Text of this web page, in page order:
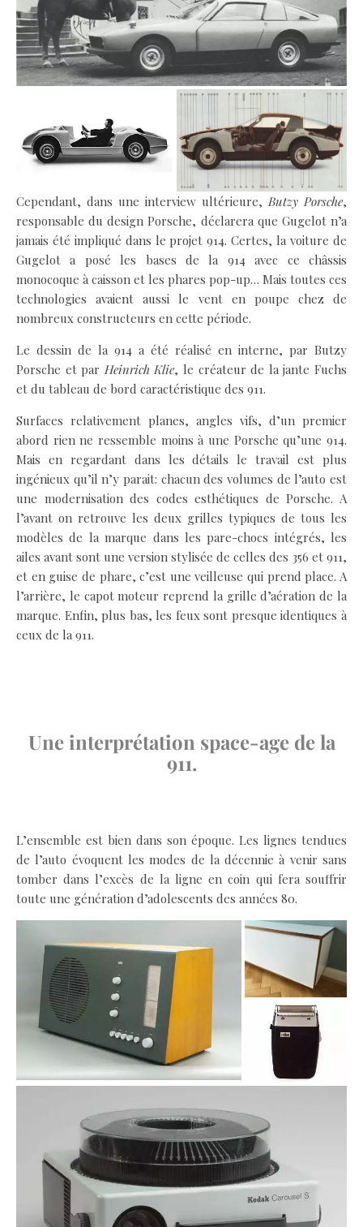
Cependant, dans une interview ultérieure,Butzy Porsche,
responsable du design Porsche, déclarera que Gugelot n’a
jamais été impliqué dans le projet 914. Certes, la voiture de
Gugelot a posé les bases de la 914 avec ce châssis
monocoque à caisson et les phares pop-up… Mais toutes ces
technologies avaient aussi le vent en poupe chez de
nombreux constructeurs en cette période.
Le dessin de la 914 a été réalisé en interne, par Butzy
Porsche et parHeinrich Klie, le créateur de la jante Fuchs
et du tableau de bord caractéristique des 911.
Surfaces relativement planes, angles vifs, d’un premier
abord rien ne ressemble moins à une Porsche qu’une 914.
Mais en regardant dans les détails le travail est plus
ingénieux qu’il n’y parait: chacun des volumes de l’auto est
une modernisation des codes esthétiques de Porsche. A
l’avant on retrouve les deux grilles typiques de tous les
modèles de la marque dans les pare-chocs intégrés, les
ailes avant sont une version stylisée de celles des 356 et 911,
et en guise de phare, c’est une veilleuse qui prend place. A
l’arrière, le capot moteur reprend la grille d’aération de la
marque. Enfin, plus bas, les feux sont presque identiques à
ceux de la 911.
Une interprétation space-age de la
911.
L’ensemble est bien dans son époque. Les lignes tendues
de l’auto évoquent les modes de la décennie à venir sans
tomber dans l’excès de la ligne en coin qui fera souffrir
toute une génération d’adolescents des années 80.